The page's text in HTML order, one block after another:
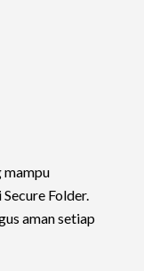
mampu
Folder.
aman setiap